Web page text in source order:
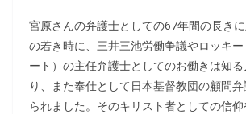
宮原さんの弁護士としての67年間の長き
の若き時に、三井三池労働争議やロッキ
ート）の主任弁護士としてのお働きは知
り、また奉仕として日本基督教団の顧問
られました。そのキリスト者としての信